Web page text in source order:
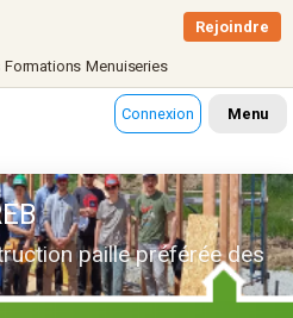
Formations Menuiseries
Rejoindre
Connexion Menu
paille préférée des